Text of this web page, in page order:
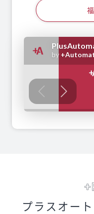
プラスオー